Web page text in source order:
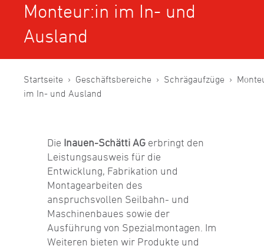
Monteur:in im In- und
Ausland
Startseite Geschäftsbereiche Schrägaufzüge
im In- und Ausland
Die Inauen-Schätti AG erbringt den
Leistungsausweis für die
Entwicklung, Fabrikation und
Montagearbeiten des
anspruchsvollen Seilbahn- und
Maschinenbaues sowie der
Ausführung von Spezialmontagen. Im
Weiteren bieten wir Produkte und